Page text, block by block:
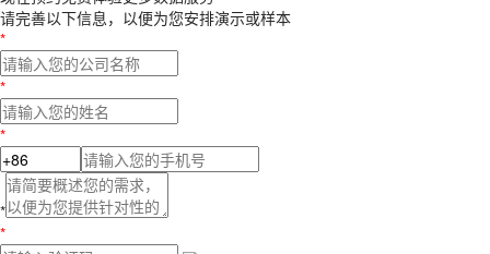
请完善以下信息，以便为您安排演示或样本
*
*
*
*
*